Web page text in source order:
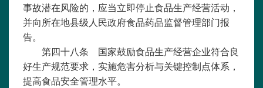
事故潜在风险的，应当立即停止食品生产经营活动，
并向所在地县级人民政府食品药品监督管理部门报
告。
第四十八条 国家鼓励食品生产经营企业符合良
好生产规范要求，实施危害分析与关键控制点体系，
提高食品安全管理水平。